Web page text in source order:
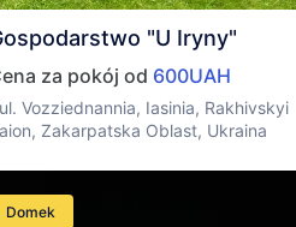
"U Iryny"
za pokój od 600UAH
Vozziednannia, Iasinia, Rakhivskyi
Zakarpatska Oblast, Ukraina
Domek